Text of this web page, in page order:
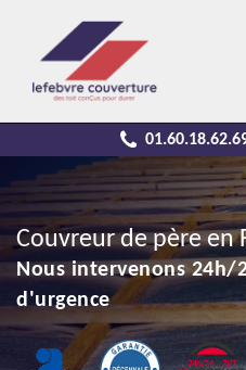
Couvreur de père en
Nous intervenons 24h/
d'urgence